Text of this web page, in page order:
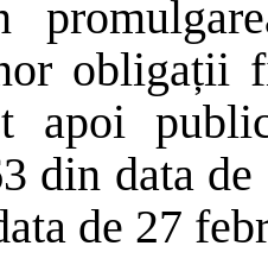
obligații
apoi
din data
de 27